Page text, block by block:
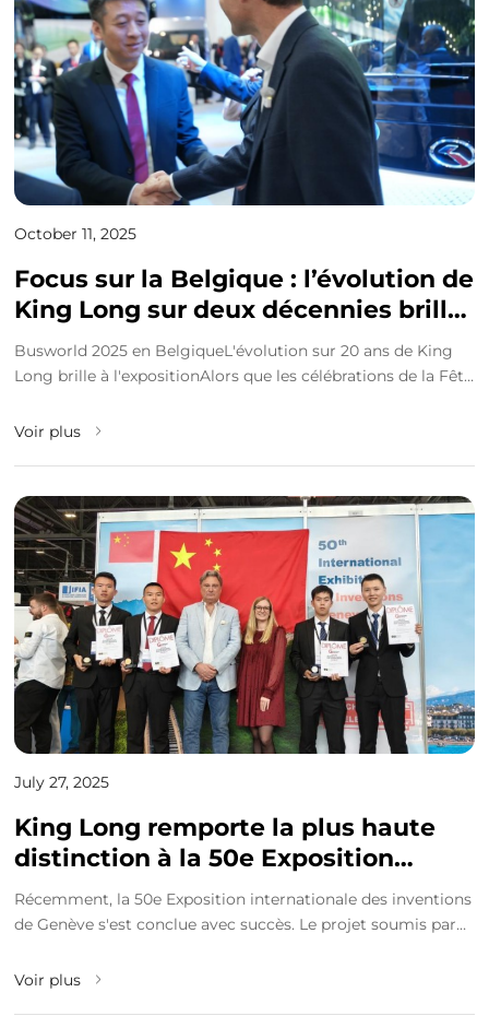
October 11, 2025
Focus sur la Belgique : l’évolution de
King Long sur deux décennies brille
à l’exposition, tandis que
l’électrification intelligente attire
Busworld 2025 en BelgiqueL'évolution sur 20 ans de King
Long brille à l'expositionAlors que les célébrations de la Fête
Voir plus
July 27, 2025
King Long remporte la plus haute
distinction à la 50e Exposition
internationale des inventions de
Genève.
Récemment, la 50e Exposition internationale des inventions
de Genève s'est conclue avec succès. Le projet soumis par
Voir plus